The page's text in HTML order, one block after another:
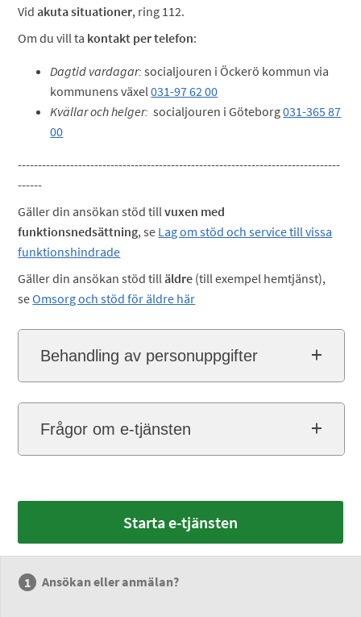
Vid akuta situationer, ring 112.
Om du vill ta kontakt per telefon:
Dagtid vardagar:socialjouren i Öckerö kommun via
kommunens växel031-97 62 00
Kvällar och helger: socialjouren i Göteborg031-365 87
00
--------------------------------------------------------------------------------
------
Gäller din ansökan stöd tillvuxen med
funktionsnedsättning, se Lag om stöd och service till vissa
funktionshindrade
Gäller din ansökan stöd till äldre (till exempel hemtjänst),
seOmsorg och stöd för äldre här
Behandling av personuppgifter
Frågor om e-tjänsten
Starta e-tjänsten
Ansökan eller anmälan?